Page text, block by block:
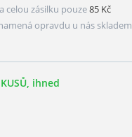
celou zásilku pouze85 Kč
opravdu u nás skladem
ihned